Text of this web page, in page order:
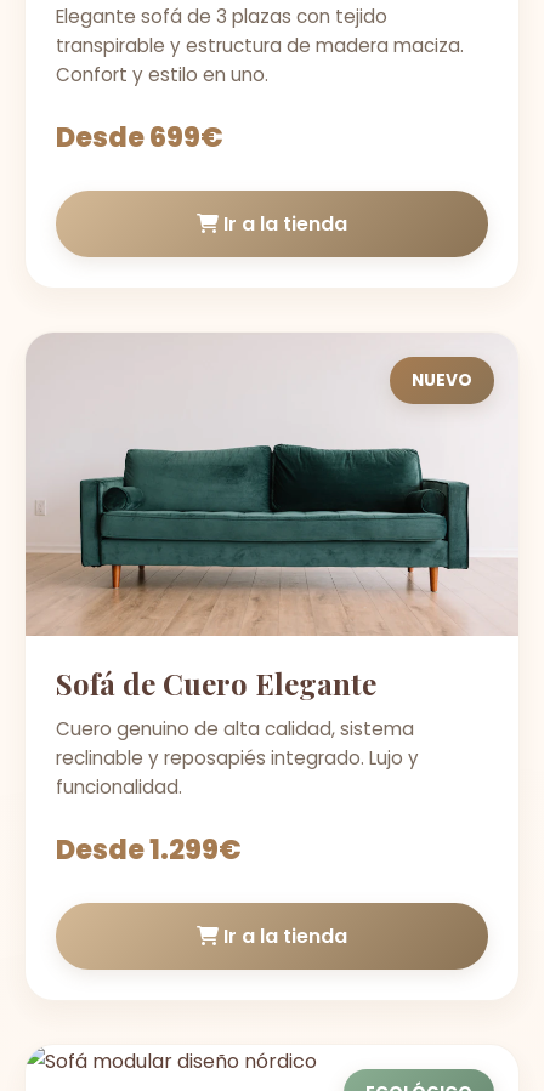
Elegante sofá de 3 plazas con tejido
transpirable y estructura de madera maciza.
Confort y estilo en uno.
Desde 699€
Ir a la tienda
NUEVO
Sofá de Cuero Elegante
Cuero genuino de alta calidad, sistema
reclinable y reposapiés integrado. Lujo y
funcionalidad.
Desde 1.299€
Ir a la tienda